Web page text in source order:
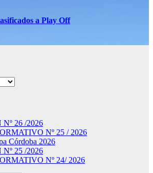
a Play Off
26 /2026
Nº 25 / 2026
Córdoba 2026
25 /2026
Nº 24/ 2026